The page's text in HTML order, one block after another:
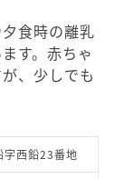
食時の離乳
す。赤ちゃ
、少しでも
字西鉛23番地